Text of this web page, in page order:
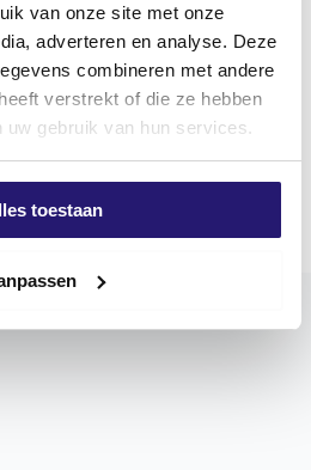
van onze site met onze
adverteren en analyse. Deze
combineren met andere
verstrekt of die ze hebben
gebruik van hun services.
toestaan
Die flache Unterseite des
an den Untergrund
attraktiven und dichten
sind mit einem Schmiermittel
leichter eindrehen lassen.
mit Zylinderkopf/Birnenkopf
als auch im
wählen Sie
rostfreiem Stahl.